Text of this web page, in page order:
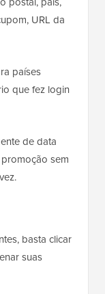
URL da
países
que fez login
de data
sem
basta clicar
suas